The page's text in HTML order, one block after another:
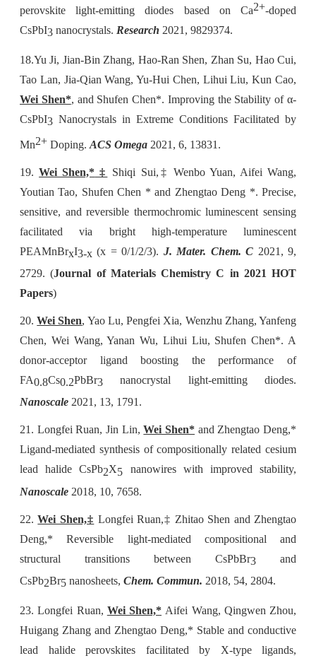
perovskite light-emitting diodes based on Ca2+-doped
CsPbI3 nanocrystals. Research 2021, 9829374.
18.Yu Ji, Jian-Bin Zhang, Hao-Ran Shen, Zhan Su, Hao Cui,
Tao Lan, Jia-Qian Wang, Yu-Hui Chen, Lihui Liu, Kun Cao,
Wei Shen*, and Shufen Chen*. Improving the Stability of α-
CsPbI3 Nanocrystals in Extreme Conditions Facilitated by
Mn2+ Doping. ACS Omega 2021, 6, 13831.
19. Wei Shen,* ‡ Shiqi Sui, ‡ Wenbo Yuan, Aifei Wang,
Youtian Tao, Shufen Chen * and Zhengtao Deng *. Precise,
sensitive, and reversible thermochromic luminescent sensing
facilitated via bright high-temperature luminescent
PEAMnBrxI3-x (x = 0/1/2/3). J. Mater. Chem. C 2021, 9,
2729. (Journal of Materials Chemistry C in 2021 HOT
Papers)
20.Wei Shen, Yao Lu, Pengfei Xia, Wenzhu Zhang, Yanfeng
Chen, Wei Wang, Yanan Wu, Lihui Liu, Shufen Chen*. A
donor-acceptor ligand boosting the performance of
FA0.8Cs0.2PbBr3 nanocrystal light-emitting diodes.
Nanoscale 2021, 13, 1791.
21. Longfei Ruan, Jin Lin,Wei Shen* and Zhengtao Deng,*
Ligand-mediated synthesis of compositionally related cesium
lead halide CsPb2X5 nanowires with improved stability,
Nanoscale 2018, 10, 7658.
22.Wei Shen,‡ Longfei Ruan,‡ Zhitao Shen and Zhengtao
Deng,* Reversible light-mediated compositional and
structural transitions between CsPbBr3 and
CsPb2Br5 nanosheets, Chem. Commun. 2018, 54, 2804.
23.Longfei Ruan, Wei Shen,* Aifei Wang, Qingwen Zhou,
Huigang Zhang and Zhengtao Deng,* Stable and conductive
lead halide perovskites facilitated by X-type ligands,